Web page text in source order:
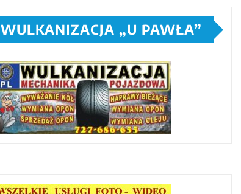
WULKANIZACJA „U PAWŁA”